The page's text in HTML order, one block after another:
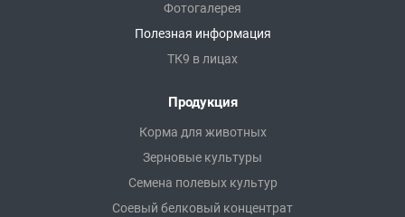
Фотогалерея
Полезная информация
ТК9 в лицах
Продукция
Корма для животных
Зерновые культуры
Семена полевых культур
Соевый белковый концентрат